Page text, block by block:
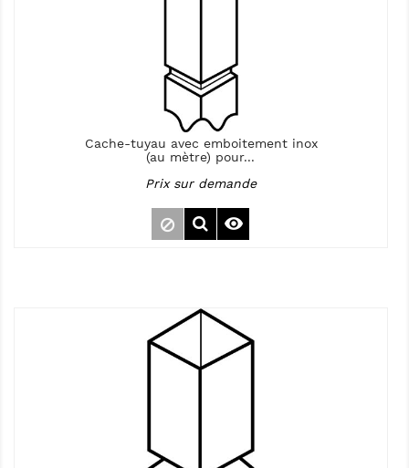
Cache-tuyau avec emboitement inox
(au mètre) pour...
Prix sur demande
